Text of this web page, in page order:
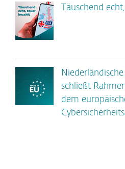
Täuschend
schließt
dem